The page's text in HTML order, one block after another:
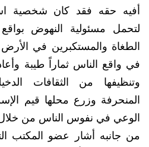
أفيه حقه فقد كان شخصية
لتحمل مسئولية النهوض
الطغاة والمستكبرين في
في واقع الناس ثماراً طيبة
وتنظيفها من الثقافات
المنحرفة وزرع محلها قيم
الوعي في نفوس الناس من خلال
من جانبه أشار عضو المكتب